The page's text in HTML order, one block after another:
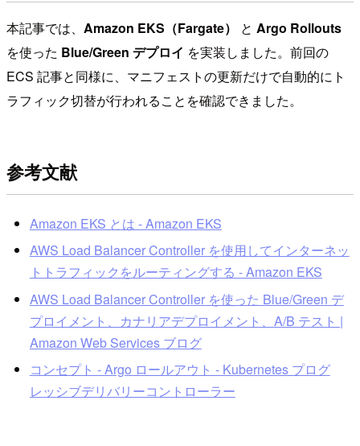
本記事では、 Amazon EKS（Fargate） と Argo Rollouts
を使った Blue/Green デプロイ を実装しました。前回の
ECS 記事と同様に、マニフェストの更新だけで自動的にト
ラフィック切替が行われることを確認できました。
参考文献
Amazon EKS とは - Amazon EKS
AWS Load Balancer Controller を使用してインターネッ
トトラフィックをルーティングする - Amazon EKS
AWS Load Balancer Controller を使った Blue/Green デ
プロイメント、カナリアデプロイメント、A/B テスト |
Amazon Web Services ブログ
コンセプト - Argo ロールアウト - Kubernetes プログ
レッシブデリバリーコントローラー